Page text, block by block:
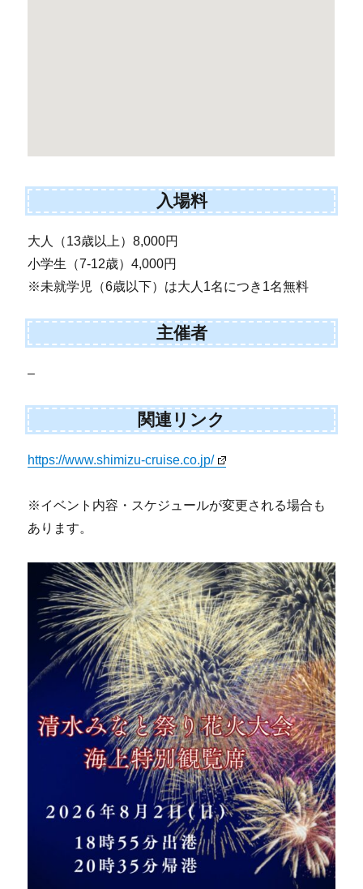
入場料
大人（13歳以上）8,000円
小学生（7-12歳）4,000円
※未就学児（6歳以下）は大人1名につき1名無料
主催者
–
関連リンク
https://www.shimizu-cruise.co.jp/
※イベント内容・スケジュールが変更される場合も
あります。